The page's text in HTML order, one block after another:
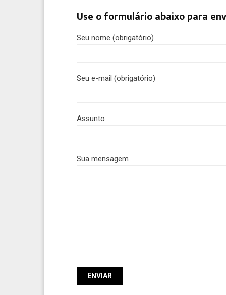
Use o formulário abaixo para
Seu nome (obrigatório)
Seu e-mail (obrigatório)
Assunto
Sua mensagem